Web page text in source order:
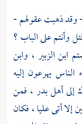
وقد ذهبت عقولهم -
وأنتم على الباب ؟
ابن الزبير ، وابن
يهرعون إليه
إلىأهلبدر ، فمن
إلا أتىعليا، فكان